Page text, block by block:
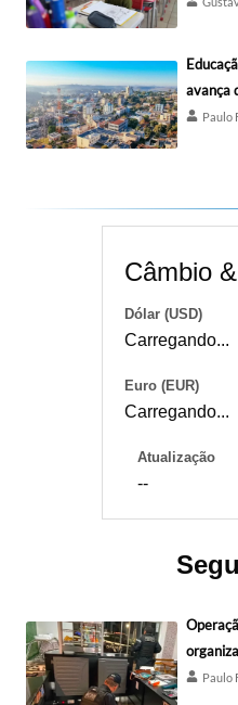
avança
Paulo
Câmbio
Dólar (USD)
Carregando...
Euro (EUR)
Carregando...
Atualização
--
Paulo